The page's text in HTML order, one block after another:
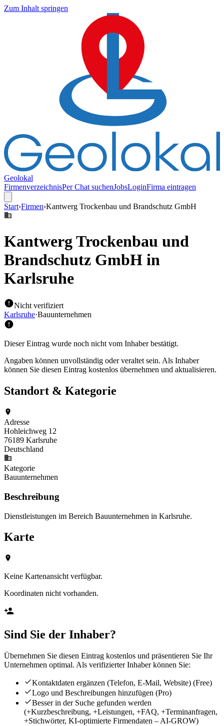
Zum Inhalt springen
Geolokal
FirmenverzeichnisPer Chat suchenJobsLoginFirma eintragen
Start›Firmen›Kantwerg Trockenbau und Brandschutz GmbH
Kantwerg Trockenbau und
Brandschutz GmbH in
Karlsruhe
Nicht verifiziert
Karlsruhe·Bauunternehmen
Dieser Eintrag wurde noch nicht vom Inhaber bestätigt.
Angaben können unvollständig oder veraltet sein. Als Inhaber
können Sie diesen Eintrag kostenlos übernehmen und aktualisieren.
Standort & Kategorie
Adresse
Hohleichweg 12
76189 Karlsruhe
Deutschland
Kategorie
Bauunternehmen
Beschreibung
Dienstleistungen im Bereich Bauunternehmen in Karlsruhe.
Karte
Keine Kartenansicht verfügbar.
Koordinaten nicht vorhanden.
Sind Sie der Inhaber?
Übernehmen Sie diesen Eintrag kostenlos und präsentieren Sie Ihr
Unternehmen optimal. Als verifizierter Inhaber können Sie:
Kontaktdaten ergänzen (Telefon, E-Mail, Website) (Free)
Logo und Beschreibungen hinzufügen (Pro)
Besser in der Suche gefunden werden
(+Kurzbeschreibung, +Leistungen, +FAQ, +Terminanfragen,
+Stichwörter, KI-optimierte Firmendaten – AI-GROW)